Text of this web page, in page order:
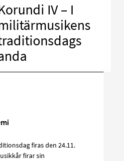
IV – I
firas den 24.11.
firar sin